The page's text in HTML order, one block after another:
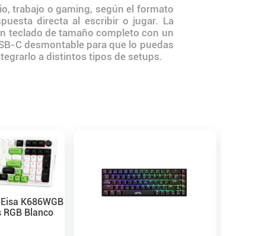
trabajo o gaming, según el formato
directa al escribir o jugar. La
teclado de tamaño completo con un
C desmontable para que lo puedas
a distintos tipos de setups.
K686WGB
Blanco